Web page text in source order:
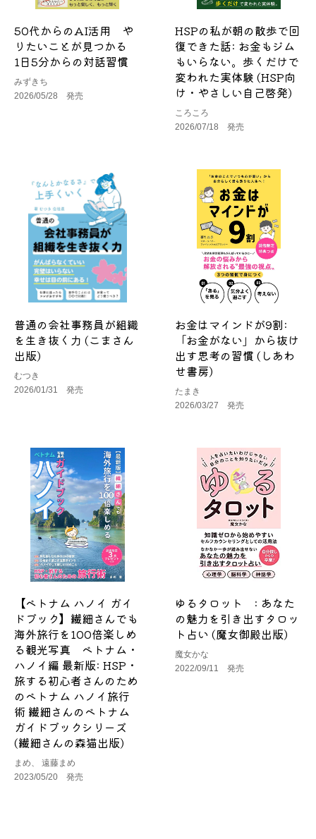
50代からのAI活用 や
りたいことが見つかる
1日5分からの対話習慣
みずきち
2026/05/28 発売
HSPの私が朝の散歩で回
復できた話: お金もジム
もいらない。歩くだけで
変われた実体験 (HSP向
け・やさしい自己啓発)
ころころ
2026/07/18 発売
普通の会社事務員が組織
を生き抜く力 (こまさん
出版)
むつき
2026/01/31 発売
お金はマインドが9割:
「お金がない」から抜け
出す思考の習慣 (しあわ
せ書房)
たまき
2026/03/27 発売
【ベトナム ハノイ ガイ
ドブック】繊細さんでも
海外旅行を100倍楽しめ
る観光写真 ベトナム・
ハノイ編 最新版: HSP・
旅する初心者さんのため
のベトナム ハノイ旅行
術 繊細さんのベトナム
ガイドブックシリーズ
(繊細さんの森猫出版)
まめ、 遠藤まめ
2023/05/20 発売
ゆるタロット : あなた
の魅力を引き出すタロッ
ト占い (魔女御殿出版)
魔女かな
2022/09/11 発売